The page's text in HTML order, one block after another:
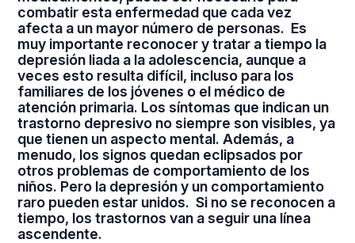
combatir esta enfermedad que cada vez
afecta a un mayor número de personas. Es
muy importante reconocer y tratar a tiempo la
depresión liada a la adolescencia, aunque a
veces esto resulta difícil, incluso para los
familiares de los jóvenes o el médico de
atención primaria. Los síntomas que indican un
trastorno depresivo no siempre son visibles, ya
que tienen un aspecto mental. Además, a
menudo, los signos quedan eclipsados por
otros problemas de comportamiento de los
niños. Pero la depresión y un comportamiento
raro pueden estar unidos. Si no se reconocen a
tiempo, los trastornos van a seguir una línea
ascendente.